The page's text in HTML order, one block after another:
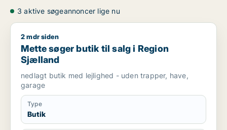
3 aktive søgeannoncer lige nu
Mette søger butik til salg i Region Sjælland
2 mdr siden
Mette søger butik til salg i Region
Sjælland
nedlagt butik med lejlighed - uden trapper, have,
garage
Type
Butik